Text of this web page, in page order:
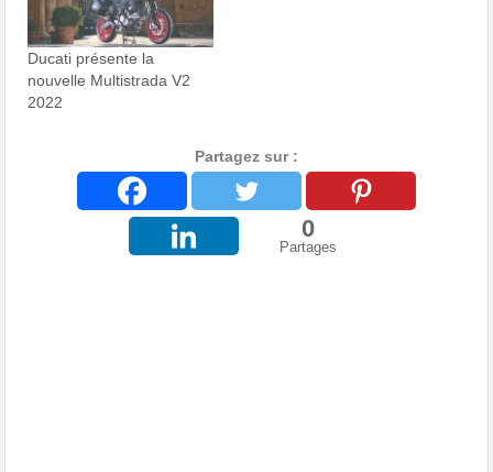
Ducati présente la
nouvelle Multistrada V2
2022
Partagez sur :
0
Partages